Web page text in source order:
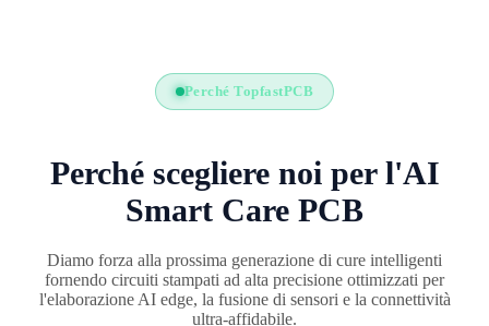
Perché TopfastPCB
Perché scegliere noi per l'AI
Smart Care PCB
Diamo forza alla prossima generazione di cure intelligenti
fornendo circuiti stampati ad alta precisione ottimizzati per
l'elaborazione AI edge, la fusione di sensori e la connettività
ultra-affidabile.